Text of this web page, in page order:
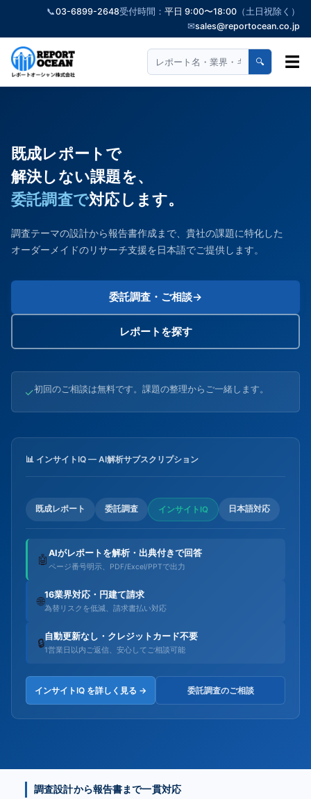
📞03-6899-2648受付時間： 平日 9:00〜18:00 （土日祝除く）
✉sales@reportocean.co.jp
🔍 ☰
既成レポートで
解決しない課題を、
委託調査で対応します。
調査テーマの設計から報告書作成まで、貴社の課題に特化した
オーダーメイドのリサーチ支援を日本語でご提供します。
委託調査・ご相談
レポートを探す
✓初回のご相談は無料です。課題の整理からご一緒します。
📊 インサイトIQ — AI解析サブスクリプション
既成レポート 委託調査 インサイトIQ 日本語対応
🤖 AIがレポートを解析・出典付きで回答
ページ番号明示、PDF/Excel/PPTで出力
🌐16業界対応・円建て請求
為替リスクを低減、請求書払い対応
🔒自動更新なし・クレジットカード不要
1営業日以内ご返信、安心してご相談可能
インサイトIQ を詳しく見る → 委託調査のご相談
調査設計から報告書まで一貫対応